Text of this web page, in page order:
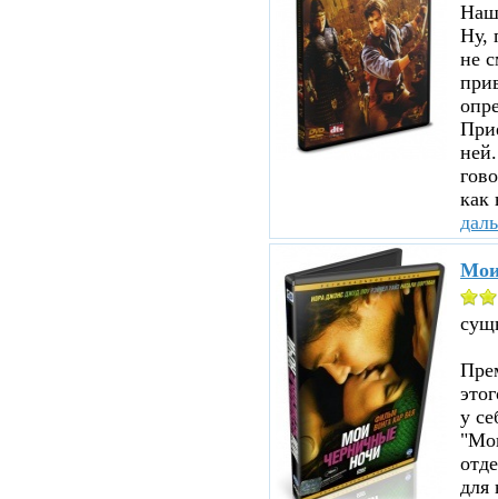
Ну,
не
как
у
для